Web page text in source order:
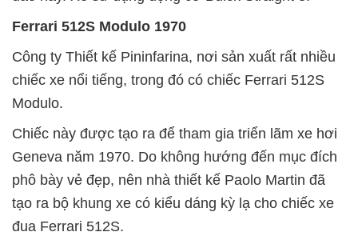
Ferrari 512S Modulo 1970
Công ty Thiết kế Pininfarina, nơi sản xuất rất nhiều
chiếc xe nổi tiếng, trong đó có chiếc Ferrari 512S
Modulo.
Chiếc này được tạo ra để tham gia triển lãm xe hơi
Geneva năm 1970. Do không hướng đến mục đích
phô bày vẻ đẹp, nên nhà thiết kế Paolo Martin đã
tạo ra bộ khung xe có kiểu dáng kỳ lạ cho chiếc xe
đua Ferrari 512S.